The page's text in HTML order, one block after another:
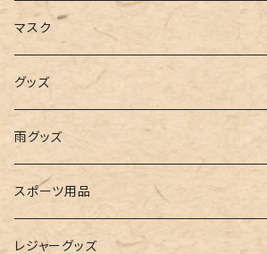
キャミソール
インナー
ビスチェ
ガウチョ
レギンス
その他
フラットシューズ
レインシューズ
レースアップ
ルームシューズ
インソール
カゴバッグ
エコバッグ
リュック
ハンドバッグ
ボストンバッグ
ビキニ
ワンショルダー
オフショルダー
バンドゥ
タンキニ
女の子
男の子
ユニセックス
マスク
アクセサリー
マスクケース
グッズ
帽子
ストール・マフラー
手袋
雨グッズ
レインコート
スポーツ用品
トレーニング・スポーツウェア
レジャーグッズ